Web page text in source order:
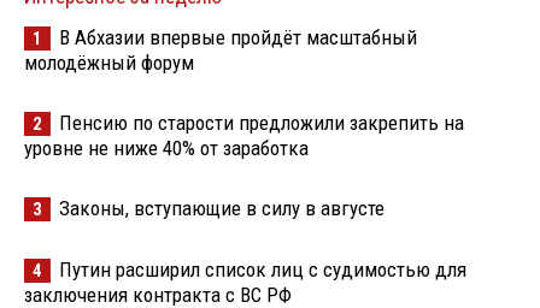
1
В Абхазии впервые пройдёт масштабный
молодёжный форум
2
Пенсию по старости предложили закрепить на
уровне не ниже 40% от заработка
3 Законы, вступающие в силу в августе
4
Путин расширил список лиц с судимостью для
заключения контракта с ВС РФ